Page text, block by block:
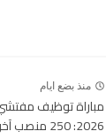
منذ بضع ايام
مباراة توظيف مفتشي
2026: 250 منصب آخر أجل للتسجيل 10 غشت 2026